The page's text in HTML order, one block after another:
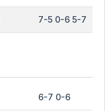
7-5 0-6 5-7
6-7 0-6